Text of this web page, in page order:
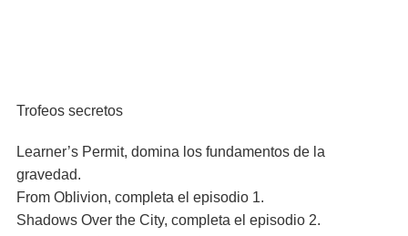
Trofeos secretos
Learner’s Permit, domina los fundamentos de la
gravedad.
From Oblivion, completa el episodio 1.
Shadows Over the City, completa el episodio 2.